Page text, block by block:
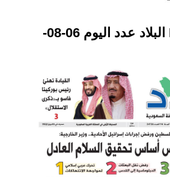
تحميل PDF البلاد عدد اليوم 06-08-